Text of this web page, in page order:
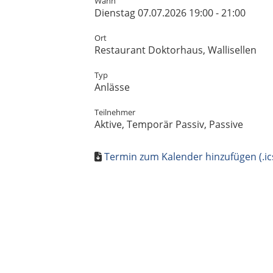
Dienstag 07.07.2026 19:00 - 21:00
Ort
Restaurant Doktorhaus, Wallisellen
Typ
Anlässe
Teilnehmer
Aktive, Temporär Passiv, Passive
Termin zum Kalender hinzufügen